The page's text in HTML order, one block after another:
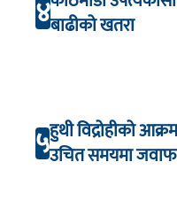
४बाढीको खतरा
५हुथी विद्रोहीको
उचित समयमा